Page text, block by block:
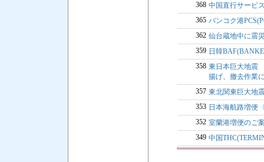
368 中国直行サービ
365 バンコク港
362 仙台蔵地中に震
359 日韓
358 東日本巨大地震
揚げ、撤去作業
357 東北関東巨大地
353 日本海航路増便
352 室蘭港増便のご
349 中国